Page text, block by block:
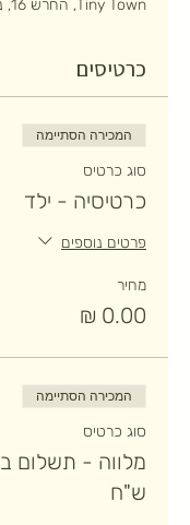
Tiny Town, החרש 16, נס ציונה, ישראל
כרטיסים
המכירה הסתיימה
סוג כרטיס
כרטיסיה - ילד
פרטים נוספים
מחיר
המכירה הסתיימה
סוג כרטיס
ש"ח